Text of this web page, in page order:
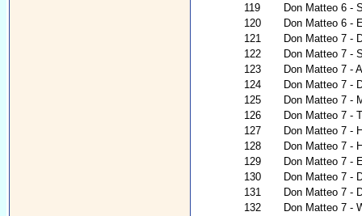
119
Don Matteo 6 -
120
Don Matteo 6 -
121
Don Matteo 7 -
122
Don Matteo 7 -
123
Don Matteo 7 -
124
Don Matteo 7 -
125
Don Matteo 7 -
126
Don Matteo 7 -
127
Don Matteo 7 -
128
Don Matteo 7 -
129
Don Matteo 7 -
130
Don Matteo 7 -
131
Don Matteo 7 -
132
Don Matteo 7 -